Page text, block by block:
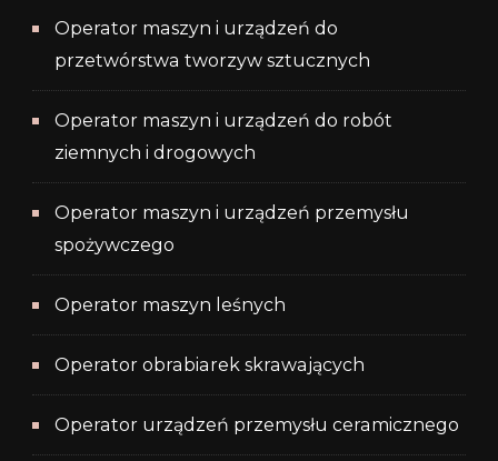
Operator maszyn i urządzeń do
przetwórstwa tworzyw sztucznych
Operator maszyn i urządzeń do robót
ziemnych i drogowych
Operator maszyn i urządzeń przemysłu
spożywczego
Operator maszyn leśnych
Operator obrabiarek skrawających
Operator urządzeń przemysłu ceramicznego